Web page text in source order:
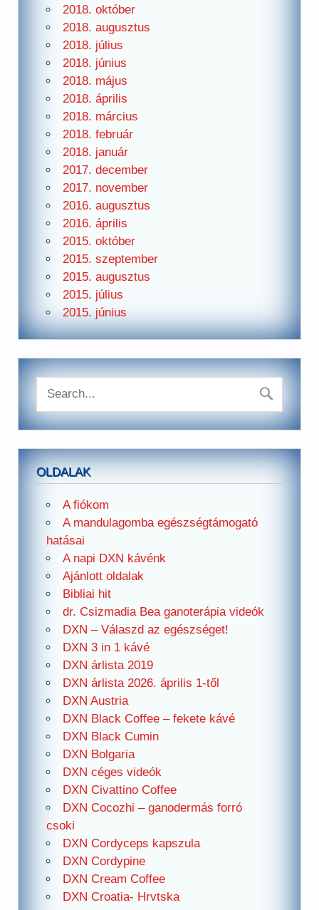
2018. október
2018. augusztus
2018. július
2018. június
2018. május
2018. április
2018. március
2018. február
2018. január
2017. december
2017. november
2016. augusztus
2016. április
2015. október
2015. szeptember
2015. augusztus
2015. július
2015. június
OLDALAK
A fiókom
A mandulagomba egészségtámogató
hatásai
A napi DXN kávénk
Ajánlott oldalak
Bibliai hit
dr. Csizmadia Bea ganoterápia videók
DXN – Válaszd az egészséget!
DXN 3 in 1 kávé
DXN árlista 2019
DXN árlista 2026. április 1-től
DXN Austria
DXN Black Coffee – fekete kávé
DXN Black Cumin
DXN Bolgaria
DXN céges videók
DXN Civattino Coffee
DXN Cocozhi – ganodermás forró
csoki
DXN Cordyceps kapszula
DXN Cordypine
DXN Cream Coffee
DXN Croatia- Hrvtska